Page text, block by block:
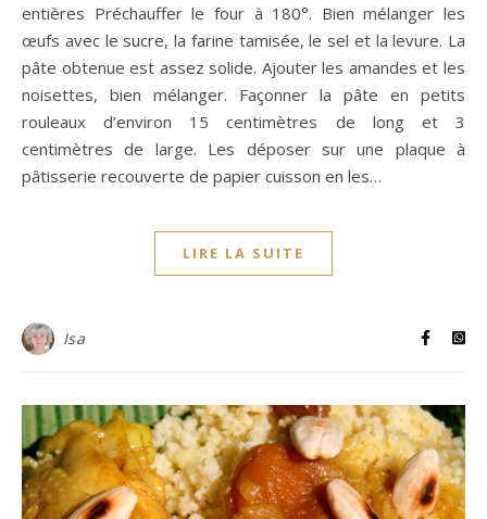
entières Préchauffer le four à 180°. Bien mélanger les
œufs avec le sucre, la farine tamisée, le sel et la levure. La
pâte obtenue est assez solide. Ajouter les amandes et les
noisettes, bien mélanger. Façonner la pâte en petits
rouleaux d’environ 15 centimètres de long et 3
centimètres de large. Les déposer sur une plaque à
pâtisserie recouverte de papier cuisson en les…
LIRE LA SUITE
Isa